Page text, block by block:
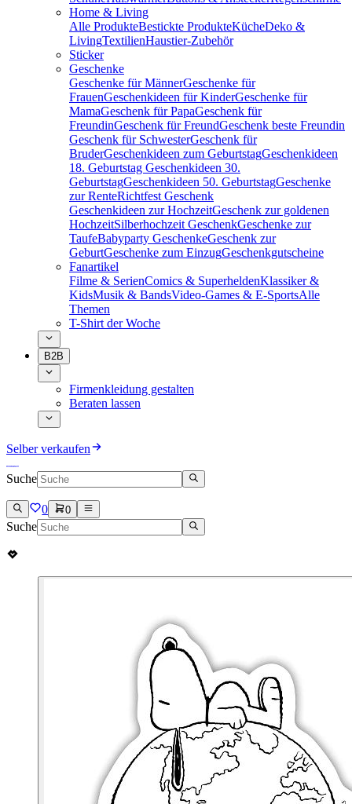
Home & Living
Alle ProdukteBestickte ProdukteKücheDeko &
LivingTextilienHaustier-Zubehör
Sticker
Geschenke
Geschenke für MännerGeschenke für
FrauenGeschenkideen für KinderGeschenke für
MamaGeschenk für PapaGeschenk für
FreundinGeschenk für FreundGeschenk beste Freundin
Geschenk für SchwesterGeschenk für
BruderGeschenkideen zum GeburtstagGeschenkideen
18. Geburtstag Geschenkideen 30.
GeburtstagGeschenkideen 50. GeburtstagGeschenke
zur RenteRichtfest Geschenk
Geschenkideen zur HochzeitGeschenk zur goldenen
HochzeitSilberhochzeit GeschenkGeschenke zur
TaufeBabyparty GeschenkeGeschenk zur
GeburtGeschenke zum EinzugGeschenkgutscheine
Fanartikel
Filme & SerienComics & SuperheldenKlassiker &
KidsMusik & BandsVideo-Games & E-SportsAlle
Themen
T-Shirt der Woche
B2B
Firmenkleidung gestalten
Beraten lassen
Selber verkaufen
Suche
0 0
Suche